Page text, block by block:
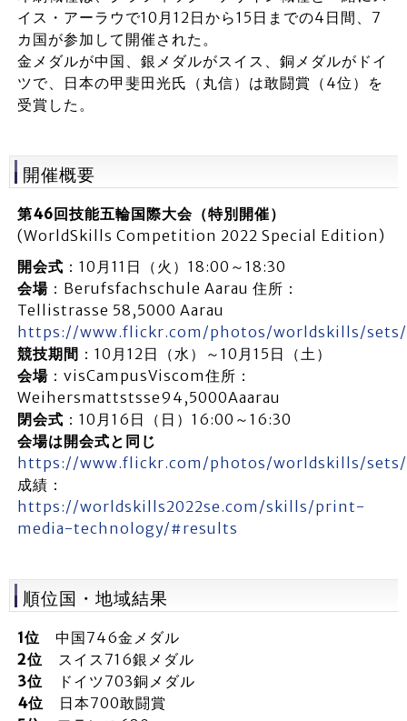
イス・アーラウで10月12日から15日までの4日間、7
カ国が参加して開催された。
金メダルが中国、銀メダルがスイス、銅メダルがドイ
ツで、日本の甲斐田光氏（丸信）は敢闘賞（4位）を
受賞した。
開催概要
第46回技能五輪国際大会（特別開催）
(WorldSkills Competition 2022 Special Edition)
開会式 ：10月11日（火）18:00～18:30
会場：Berufsfachschule Aarau 住所：
Tellistrasse 58,5000 Aarau
https://www.flickr.com/photos/worldskills/sets/
競技期間 ：10月12日（水）～10月15日（土）
会場：visCampusViscom住所：
Weihersmattstsse94,5000Aaarau
閉会式 ：10月16日（日）16:00～16:30
会場は開会式と同じ
https://www.flickr.com/photos/worldskills/sets/
成績：
https://worldskills2022se.com/skills/print-
media-technology/#results
順位国・地域結果
1位 中国746金メダル
2位
スイス716銀メダル
3位
ドイツ703銅メダル
4位
日本700敢闘賞